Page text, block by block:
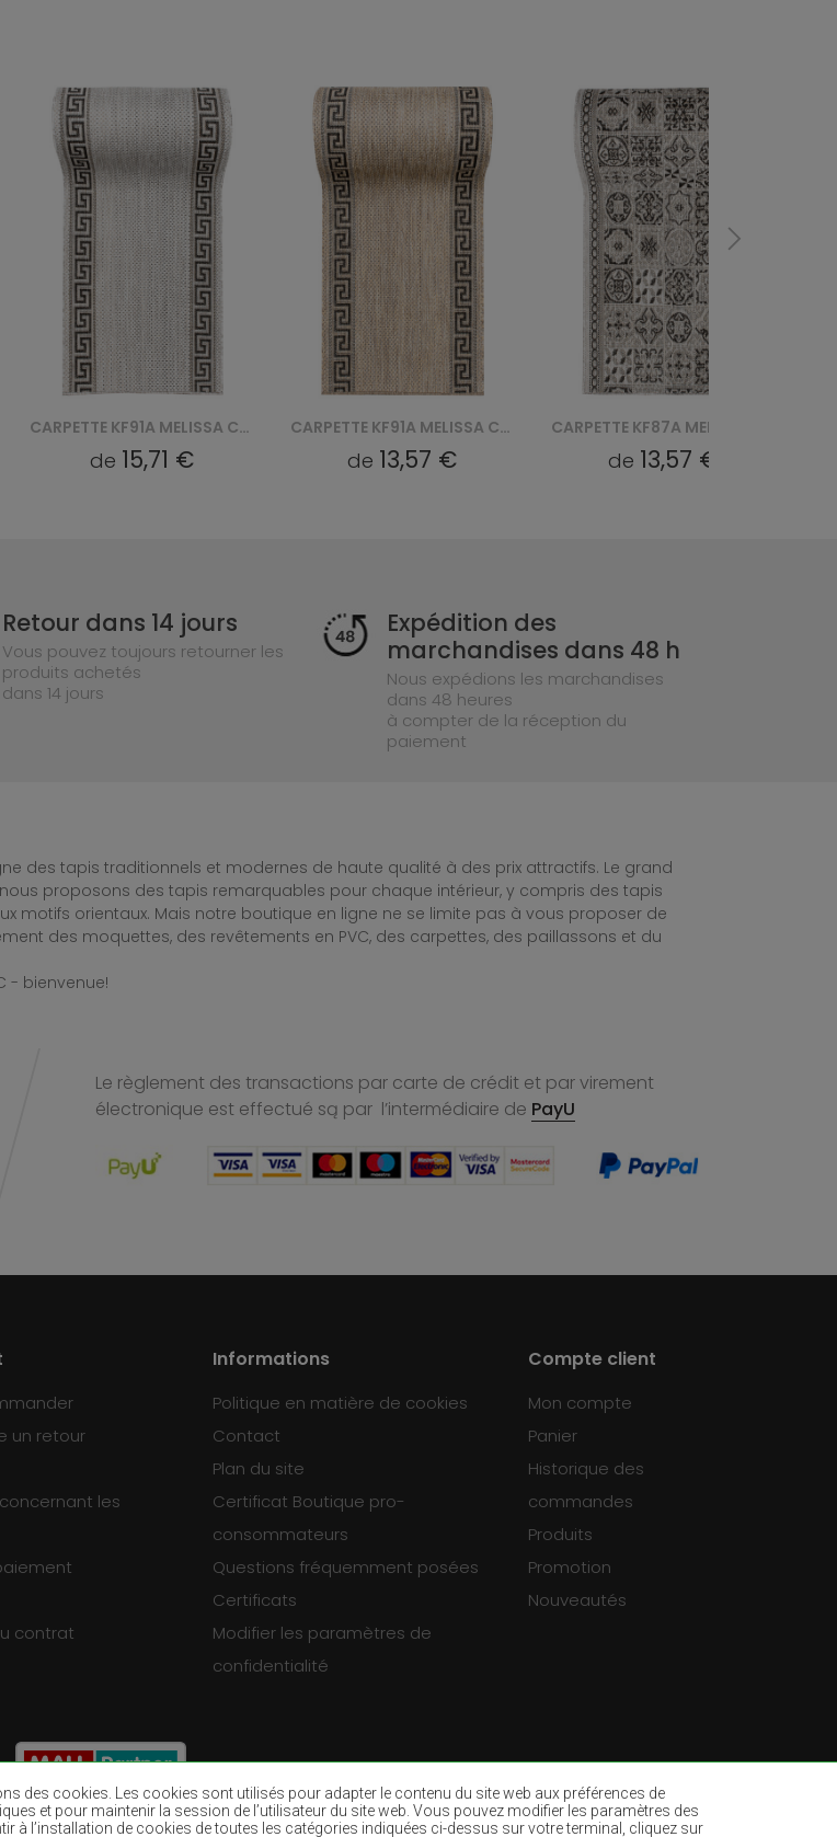
des cookies. Les cookies sont utilisés pour adapter le contenu du site web aux préférences de
et pour maintenir la session de l’utilisateur du site web. Vous pouvez modifier les paramètres des
à l’installation de cookies de toutes les catégories indiquées ci-dessus sur votre terminal, cliquez sur
CARPETTE KF91A MELISSA CHODNIK MAA - SZARY
de 15,71 €
CARPETTE KF91A MELISSA CHODNIK MAA - BRĄZOWY
de 13,57 € de 13,57 €
Retour dans 14 jours
Vous pouvez toujours retourner les
produits achetés
dans 14 jours
Expédition des
marchandises dans 48 h
Nous expédions les marchandises
dans 48 heures
à compter de la réception du
paiement
des tapis traditionnels et modernes de haute qualité à des prix attractifs. Le grand
proposons des tapis remarquables pour chaque intérieur, y compris des tapis
motifs orientaux. Mais notre boutique en ligne ne se limite pas à vous proposer de
des moquettes, des revêtements en PVC, des carpettes, des paillassons et du
- bienvenue!
Le règlement des transactions par carte de crédit et par virement
électronique est effectué są par l’intermédiaire de PayU
un retour
les
contrat
Informations
Politique en matière de cookies
Contact
Plan du site
Certificat Boutique pro-
consommateurs
Questions fréquemment posées
Certificats
Modifier les paramètres de
confidentialité
Compte client
Mon compte
Panier
Historique des
commandes
Produits
Promotion
Nouveautés